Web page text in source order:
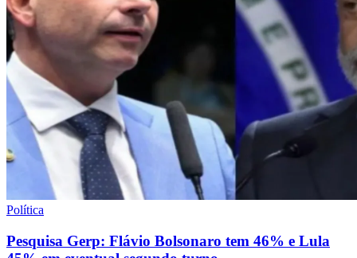
Política
Pesquisa Gerp: Flávio Bolsonaro tem 46% e Lula